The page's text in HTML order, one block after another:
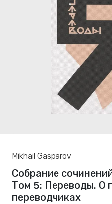
Mikhail Gasparov
Собрание
Том 5: Переводы. О
переводчиках